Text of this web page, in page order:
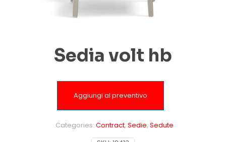
Sedia volt hb
Aggiungi al preventivo
Categories: Contract, Sedie, Sedute